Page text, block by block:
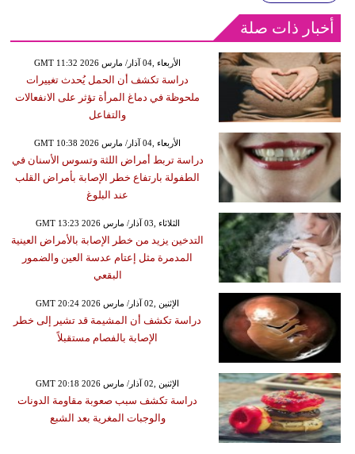
أخبار ذات صلة
GMT 11:32 2026 الأربعاء ,04 آذار/ مارس
دراسة تكشف أن الحمل يُحدث تغييرات
ملحوظة في دماغ المرأة تؤثر على الانفعالات
والتفاعل
GMT 10:38 2026 الأربعاء ,04 آذار/ مارس
دراسة تربط أمراض اللثة وتسوس الأسنان في
الطفولة بارتفاع خطر الإصابة بأمراض القلب
عند البلوغ
GMT 13:23 2026 الثلاثاء ,03 آذار/ مارس
التدخين يزيد من خطر الإصابة بالأمراض العينية
المدمرة مثل إعتام عدسة العين والضمور
البقعي
GMT 20:24 2026 الإثنين ,02 آذار/ مارس
دراسة تكشف أن المشيمة قد تشير إلى خطر
الإصابة بالفصام مستقبلاً
GMT 20:18 2026 الإثنين ,02 آذار/ مارس
دراسة تكشف سبب صعوبة مقاومة الدونات
والوجبات المغرية بعد الشبع